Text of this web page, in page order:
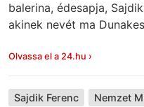
balerina, édesapja,
akinek nevét ma
Olvassa el a 24.hu ›
Sajdik Ferenc Nemzet